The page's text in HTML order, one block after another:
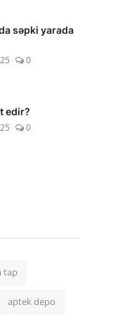
səpki yarada
0
edir?
0
tap
aptek depo